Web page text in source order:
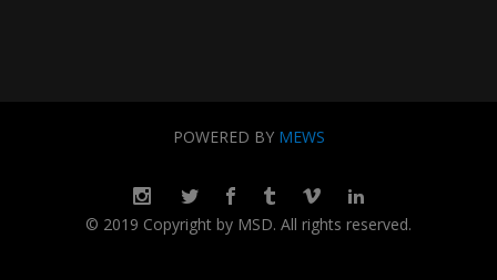
POWERED BY MEWS
© 2019 Copyright by MSD. All rights reserved.